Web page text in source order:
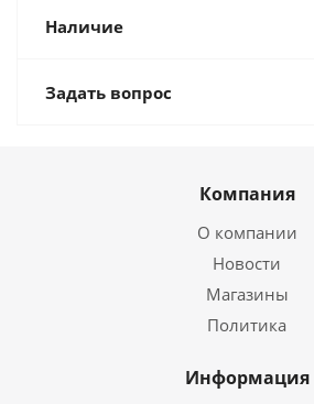
Наличие
Задать вопрос
Компания
О компании
Новости
Магазины
Политика
Информация